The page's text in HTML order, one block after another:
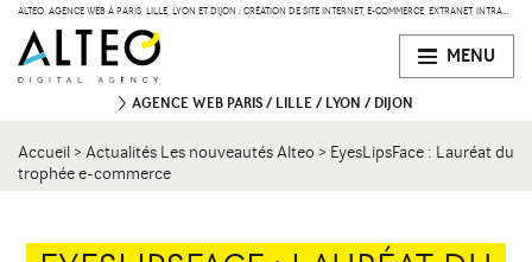
ALTEO, AGENCE WEB À PARIS, LILLE, LYON ET DIJON : CRÉATION DE SITE INTERNET, E-COMMERCE, EXTRANET, INTRANET
MENU
AGENCE WEB PARIS LILLE LYON DIJON
PARIS
75015 Paris
47 bd de Courcelles
Accueil > Actualités Les nouveautés Alteo > EyesLipsFace : Lauréat du
trophée e-commerce